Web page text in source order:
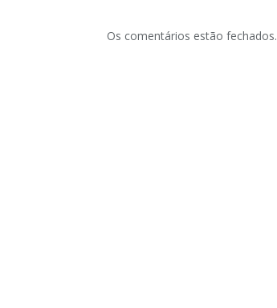
Os comentários estão fechados.